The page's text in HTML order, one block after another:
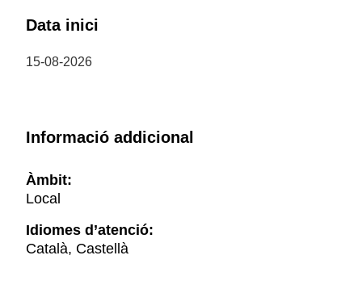
Data inici
15-08-2026
Informació addicional
Àmbit:
Local
Idiomes d’atenció:
Català, Castellà